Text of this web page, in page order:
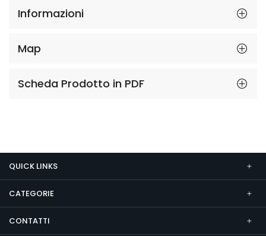
Informazioni
Map
Scheda Prodotto in PDF
QUICK LINKS
CATEGORIE
CONTATTI